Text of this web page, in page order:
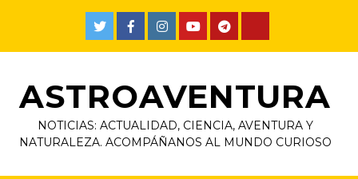
ASTROAVENTURA
NOTICIAS: ACTUALIDAD, CIENCIA, AVENTURA Y
NATURALEZA. ACOMPÁÑANOS AL MUNDO CURIOSO